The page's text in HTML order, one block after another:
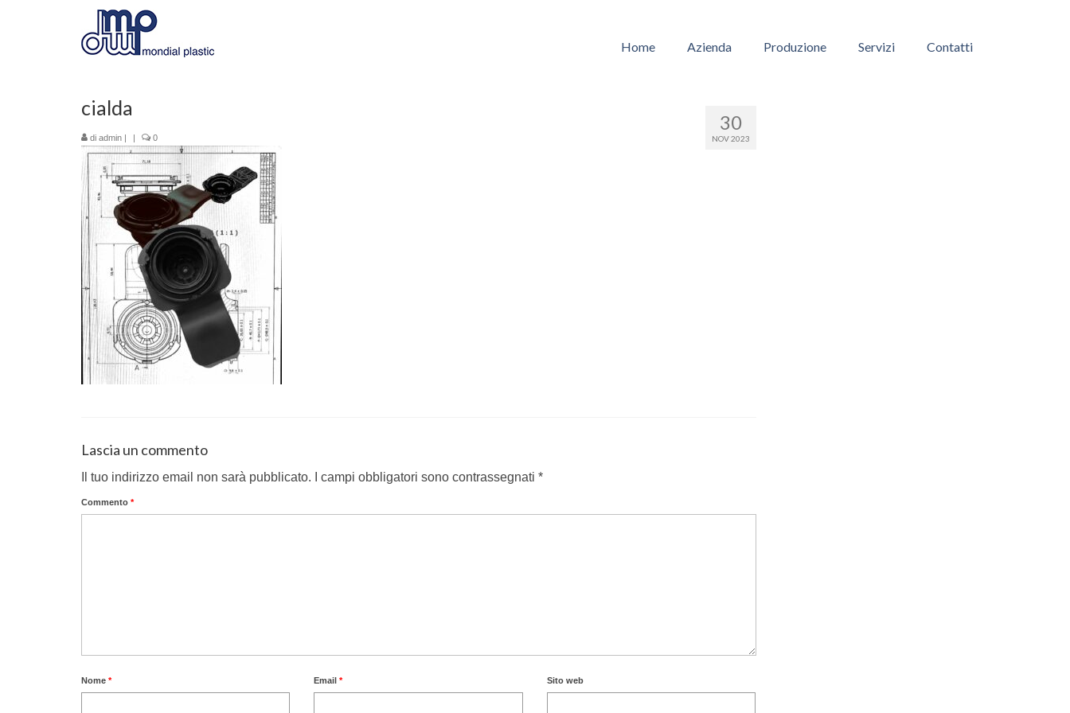
Home Azienda Produzione Servizi Contatti
30
NOV 2023
cialda
di admin | | 0
Lascia un commento
Il tuo indirizzo email non sarà pubblicato. I campi obbligatori sono contrassegnati *
Commento *
Nome * Email* Sito web